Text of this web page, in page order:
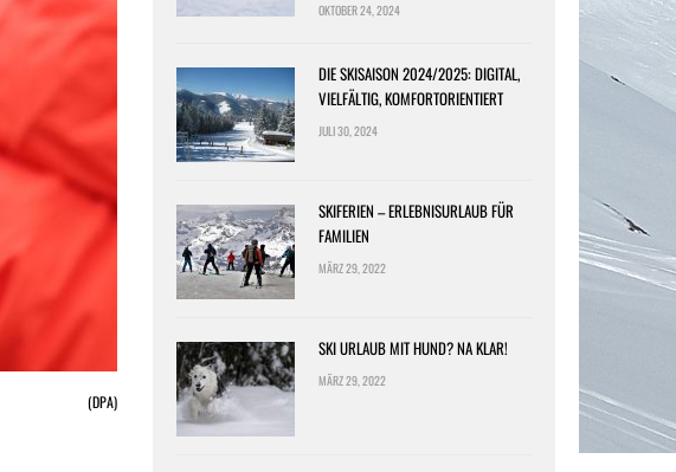
(DPA)
OKTOBER 24, 2024
DIE SKISAISON 2024/2025: DIGITAL,
VIELFÄLTIG, KOMFORTORIENTIERT
JULI 30, 2024
SKIFERIEN – ERLEBNISURLAUB FÜR
FAMILIEN
MÄRZ 29, 2022
SKI URLAUB MIT HUND? NA KLAR!
MÄRZ 29, 2022